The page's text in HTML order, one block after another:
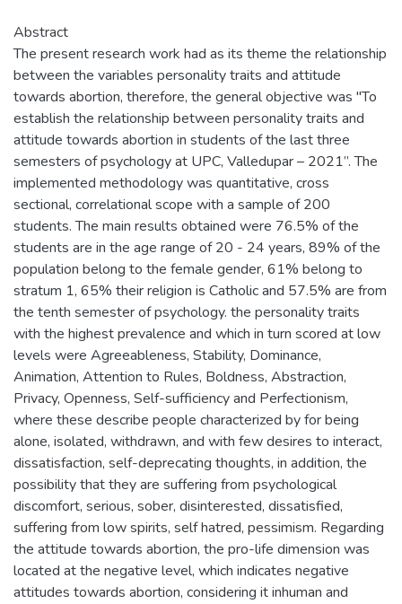
Abstract
The present research work had as its theme the relationship
between the variables personality traits and attitude
towards abortion, therefore, the general objective was "To
establish the relationship between personality traits and
attitude towards abortion in students of the last three
semesters of psychology at UPC, Valledupar – 2021”. The
implemented methodology was quantitative, cross
sectional, correlational scope with a sample of 200
students. The main results obtained were 76.5% of the
students are in the age range of 20 - 24 years, 89% of the
population belong to the female gender, 61% belong to
stratum 1, 65% their religion is Catholic and 57.5% are from
the tenth semester of psychology. the personality traits
with the highest prevalence and which in turn scored at low
levels were Agreeableness, Stability, Dominance,
Animation, Attention to Rules, Boldness, Abstraction,
Privacy, Openness, Self-sufficiency and Perfectionism,
where these describe people characterized by for being
alone, isolated, withdrawn, and with few desires to interact,
dissatisfaction, self-deprecating thoughts, in addition, the
possibility that they are suffering from psychological
discomfort, serious, sober, disinterested, dissatisfied,
suffering from low spirits, self hatred, pessimism. Regarding
the attitude towards abortion, the pro-life dimension was
located at the negative level, which indicates negative
attitudes towards abortion, considering it inhuman and